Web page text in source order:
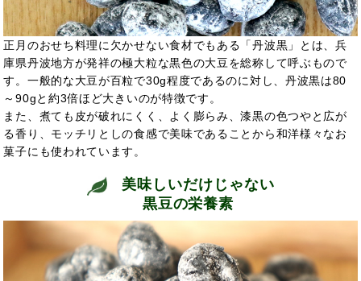
正月のおせち料理に欠かせない食材でもある「丹波黒」とは、兵
庫県丹波地方が発祥の極大粒な黒色の大豆を総称して呼ぶもので
す。一般的な大豆が百粒で30g程度であるのに対し、丹波黒は80
～90gと約3倍ほど大きいのが特徴です。
また、煮ても皮が破れにくく、よく膨らみ、漆黒の色つやと広が
る香り、モッチリとしの食感で美味であることから和洋様々なお
菓子にも使われています。
美味しいだけじゃない
黒豆の栄養素